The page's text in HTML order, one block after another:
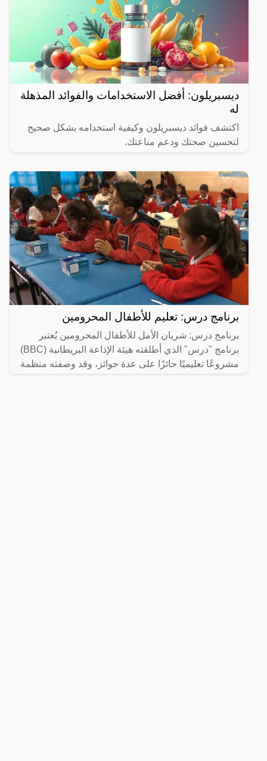
ديسبريلون: أفضل الاستخدامات والفوائد المذهلة
له
اكتشف فوائد ديسبريلون وكيفية استخدامه بشكل صحيح
لتحسين صحتك ودعم مناعتك.
برنامج درس: تعليم للأطفال المحرومين
برنامج درس: شريان الأمل للأطفال المحرومين يُعتبر
برنامج "درس" الذي أطلقته هيئة الإذاعة البريطانية (BBC)
مشروعًا تعليميًا حائزًا على عدة جوائز، وقد وصفته منظمة